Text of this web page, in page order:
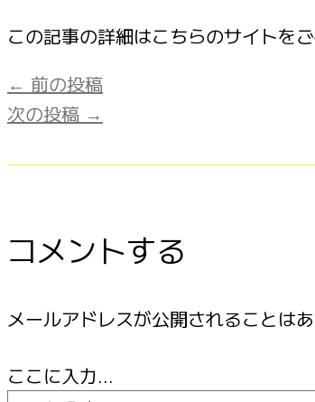
この記事の詳細はこちらのサイトを
← 前の投稿
次の投稿 →
コメントする
メールアドレスが公開されることはあ
ここに入力…